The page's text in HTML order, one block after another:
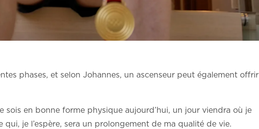
phases, et selon Johannes, un ascenseur peut également offrir
sois en bonne forme physique aujourd’hui, un jour viendra où je
qui, je l’espère, sera un prolongement de ma qualité de vie.